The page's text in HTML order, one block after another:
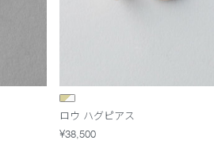
ロウ ハグピアス
¥38,500